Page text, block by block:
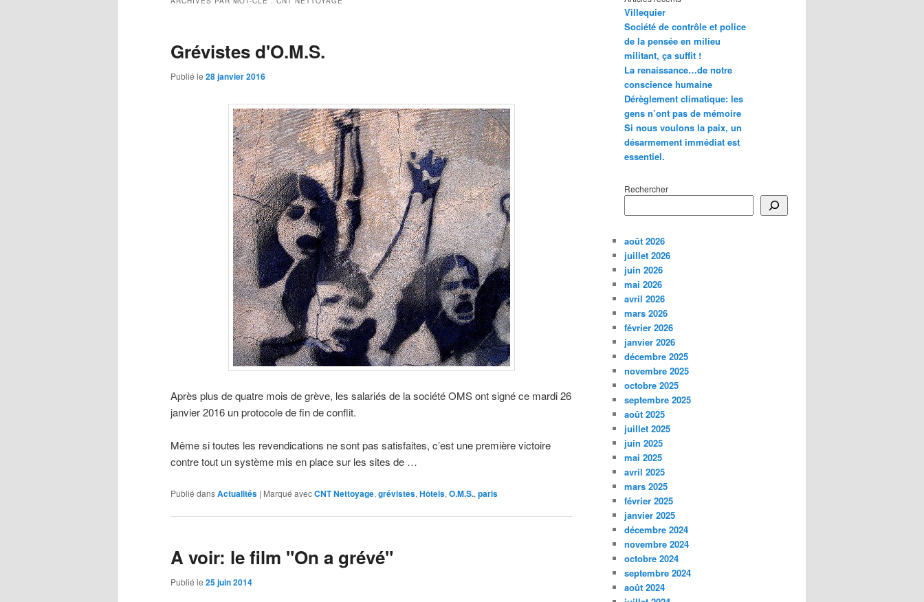
Grévistes d'O.M.S.
Publié le 28 janvier 2016
Après plus de quatre mois de grève, les salariés de la société OMS ont signé ce mardi 26
janvier 2016 un protocole de fin de conflit.
Même si toutes les revendications ne sont pas satisfaites, c’est une première victoire
contre tout un système mis en place sur les sites de …
Publié dansActualités | Marqué avecCNT Nettoyage, grévistes, Hôtels, O.M.S., paris
A voir: le film "On a grévé"
Publié le 25 juin 2014
Villequier
Société de contrôle et police
de la pensée en milieu
militant, ça suffit !
La renaissance…de notre
conscience humaine
Dérèglement climatique: les
gens n’ont pas de mémoire
Si nous voulons la paix, un
désarmement immédiat est
essentiel.
Rechercher
août 2026
juillet 2026
juin 2026
mai 2026
avril 2026
mars 2026
février 2026
janvier 2026
décembre 2025
novembre 2025
octobre 2025
septembre 2025
août 2025
juillet 2025
juin 2025
mai 2025
avril 2025
mars 2025
février 2025
janvier 2025
décembre 2024
novembre 2024
octobre 2024
septembre 2024
août 2024